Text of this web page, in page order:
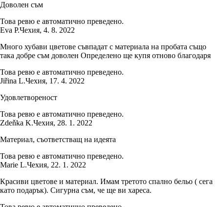
Доволен съм
Това ревю е автоматично преведено.
Eva P.Чехия, 4. 8. 2022
Много хубави цветове съвпадат с материала на пробата също
така добре съм доволен Определено ще купя отново благодаря
Това ревю е автоматично преведено.
Jiřina L.Чехия, 17. 4. 2022
Удовлетвореност
Това ревю е автоматично преведено.
Zdeňka K.Чехия, 28. 1. 2022
Материал, съответстващ на идеята
Това ревю е автоматично преведено.
Marie L.Чехия, 22. 1. 2022
Красиви цветове и материал. Имам третото спално бельо ( сега
като подарък). Сигурна съм, че ще ви хареса.